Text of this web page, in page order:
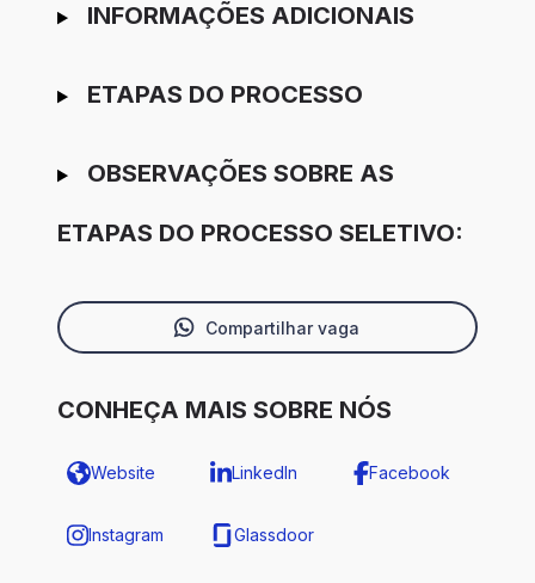
INFORMAÇÕES ADICIONAIS
ETAPAS DO PROCESSO
OBSERVAÇÕES SOBRE AS
ETAPAS DO PROCESSO SELETIVO:
Compartilhar vaga
CONHEÇA MAIS SOBRE NÓS
Website LinkedIn Facebook
Instagram Glassdoor